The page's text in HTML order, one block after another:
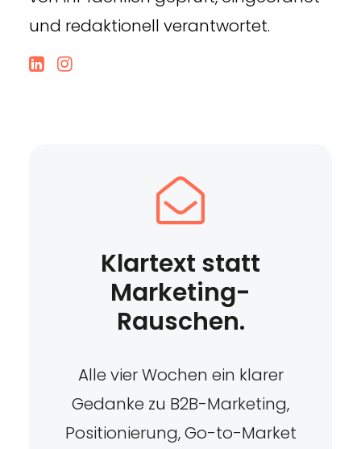
und redaktionell verantwortet.
Klartext statt
Marketing-
Rauschen.
Alle vier Wochen ein klarer
Gedanke zu B2B-Marketing,
Positionierung, Go-to-Market